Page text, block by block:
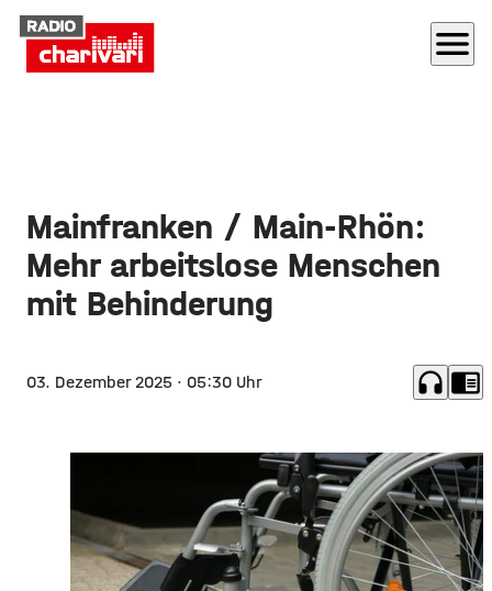
menu
Mainfranken / Main-Rhön:
Mehr arbeitslose Menschen
mit Behinderung
03. Dezember 2025 · 05:30 Uhr headphones chrome_reader_mode